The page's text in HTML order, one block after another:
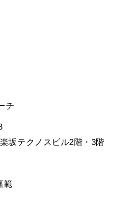
チ
坂テクノスビル2階・3階
範